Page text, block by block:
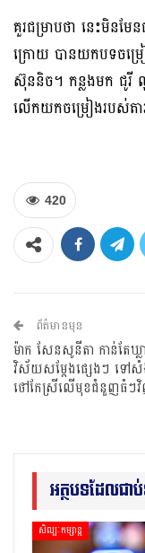
គួរជម្រាបថា នេះមិនម
ក្រោយ បានយកបទចម្រ
ស៊ុននិច។ កន្លងមក ជូរី
លើកយកចម្រៀងរបស់ត
420
ព័ត៌មានមុន
ម៉ាក សែនសូនីតា កាន់តែឃ្ល
វិស័យសម្ដែងផ្សេងៗ ទៅសំងំ
ថៅកែស្រីលើមុខជំនួញធំៗ
អត្ថបទដែលជា
សិល្បៈកម្សាន្ត